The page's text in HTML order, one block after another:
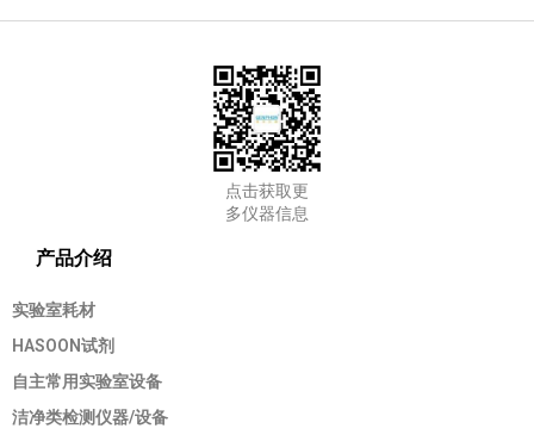
点击获取更
多仪器信息
产品介绍
实验室耗材
HASOON试剂
自主常用实验室设备
洁净类检测仪器/设备